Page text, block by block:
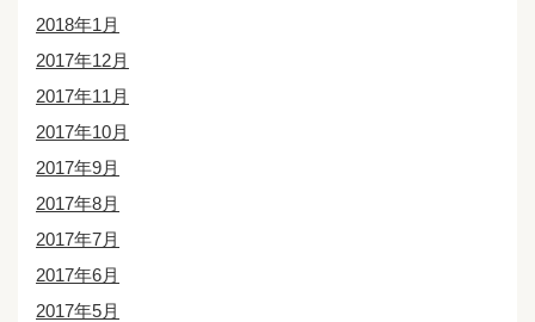
2018年1月
2017年12月
2017年11月
2017年10月
2017年9月
2017年8月
2017年7月
2017年6月
2017年5月